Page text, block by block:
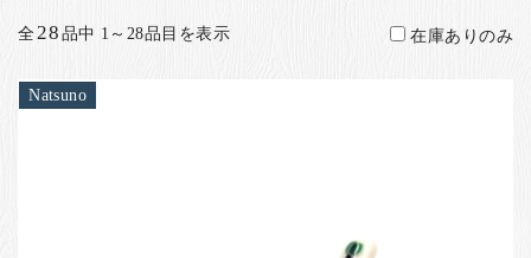
ご利用ガイド
全28品中 1～28品目を表示 在庫ありのみ
Natsuno